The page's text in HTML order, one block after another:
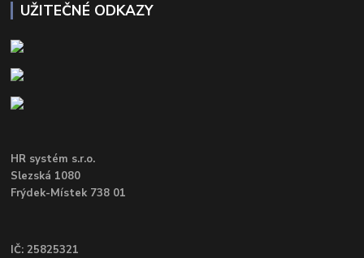
UŽITEČNÉ ODKAZY
HR systém s.r.o.
Slezská 1080
Frýdek-Místek 738 01
IČ: 25825321